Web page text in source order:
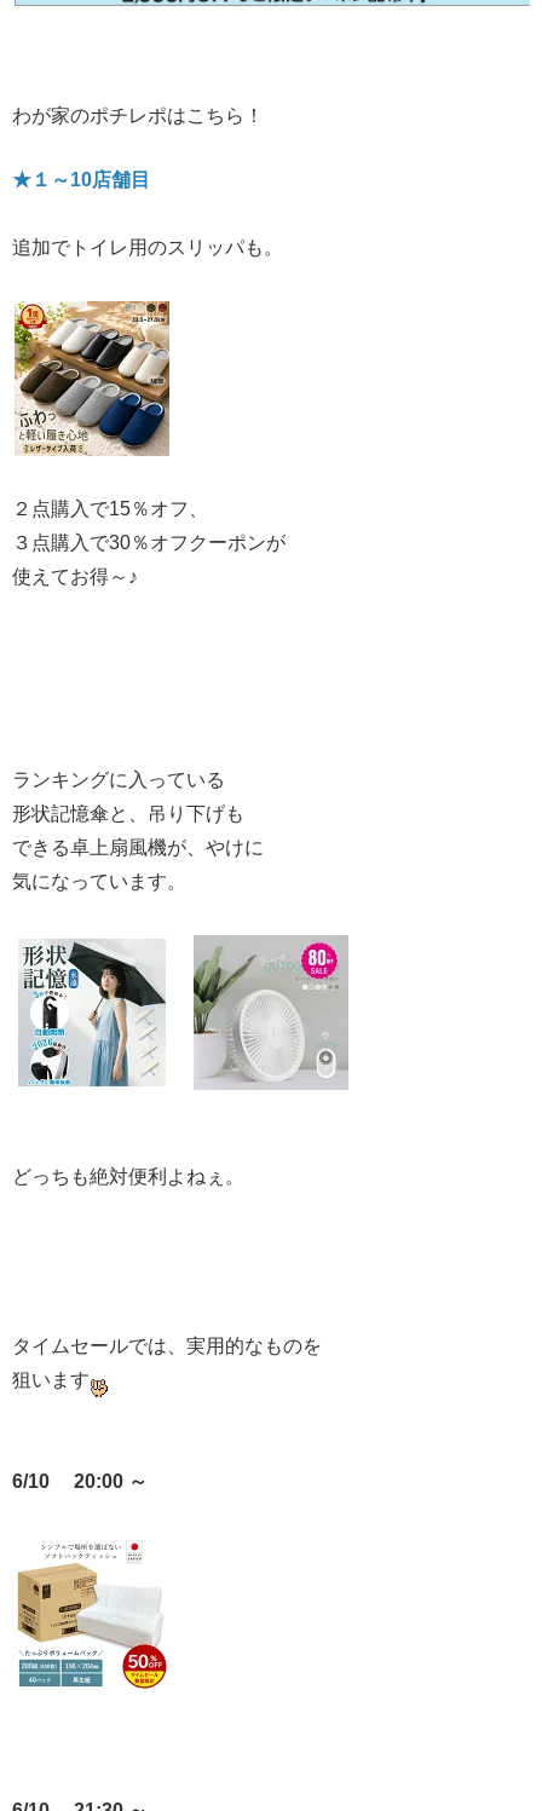
わが家のポチレポはこちら！
★１～10店舗目
追加でトイレ用のスリッパも。
２点購入で15％オフ、
３点購入で30％オフクーポンが
使えてお得～♪
ランキングに入っている
形状記憶傘と、吊り下げも
できる卓上扇風機が、やけに
気になっています。
どっちも絶対便利よねぇ。
タイムセールでは、実用的なものを
狙います
6/10 20:00 ～